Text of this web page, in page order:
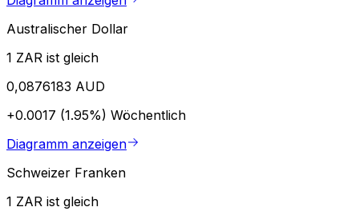
Australischer Dollar
1 ZAR ist gleich
0,0876183 AUD
+0.0017 (1.95%) Wöchentlich
Diagramm anzeigen
Schweizer Franken
1 ZAR ist gleich